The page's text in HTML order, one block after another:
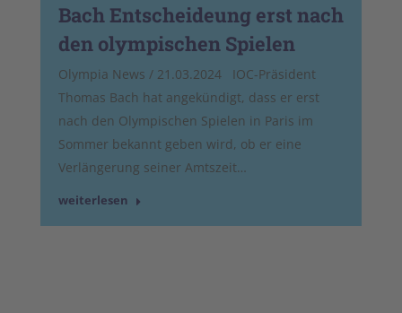
Bach Entscheideung erst nach
den olympischen Spielen
Olympia News / 21.03.2024 IOC-Präsident
Thomas Bach hat angekündigt, dass er erst
nach den Olympischen Spielen in Paris im
Sommer bekannt geben wird, ob er eine
Verlängerung seiner Amtszeit…
weiterlesen